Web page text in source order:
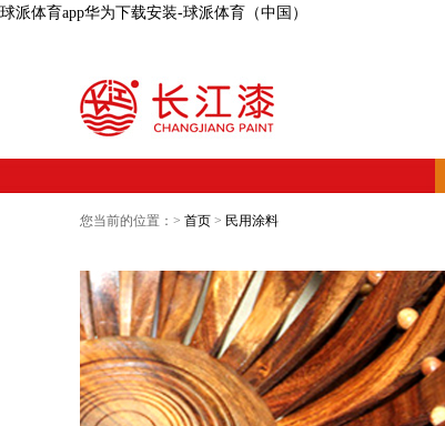
球派体育app华为下载安装-球派体育（中国）
您当前的位置：> 首页 > 民用涂料